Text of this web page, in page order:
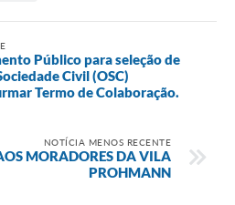
Público para seleção de
Civil (OSC)
Termo de Colaboração.
NOTÍCIA MENOS RECENTE
MORADORES DA VILA
PROHMANN